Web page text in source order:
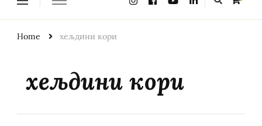
Home хељдини кори
хељдини кори